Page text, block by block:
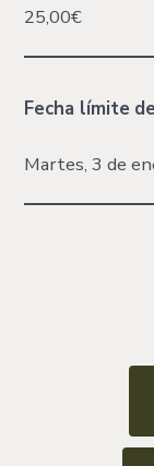
25,00€
Fecha límite
Martes, 3 de